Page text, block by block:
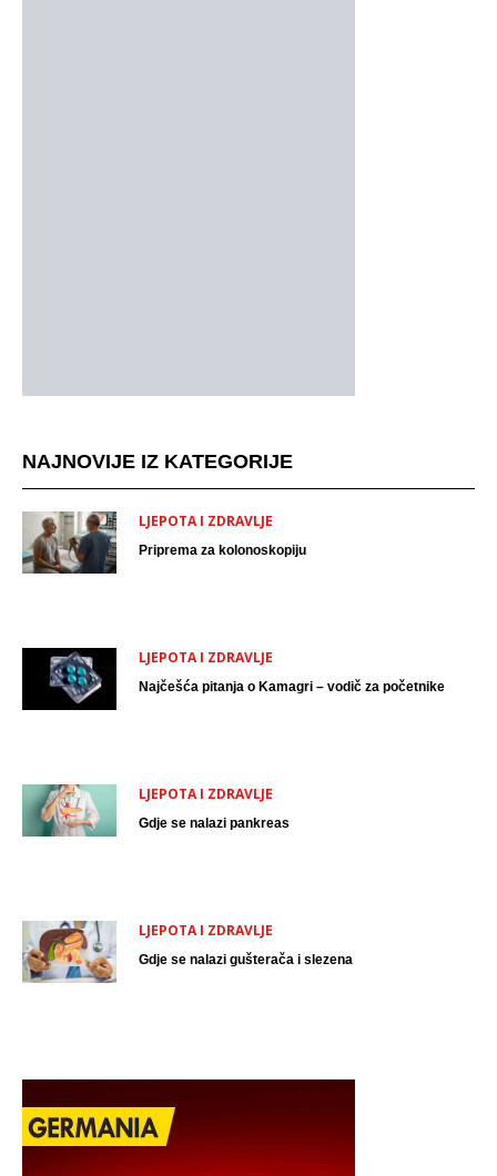
NAJNOVIJE IZ KATEGORIJE
LJEPOTA I ZDRAVLJE
Priprema za kolonoskopiju
LJEPOTA I ZDRAVLJE
Najčešća pitanja o Kamagri – vodič za početnike
LJEPOTA I ZDRAVLJE
Gdje se nalazi pankreas
LJEPOTA I ZDRAVLJE
Gdje se nalazi gušterača i slezena